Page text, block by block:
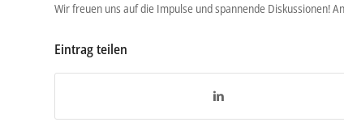
Wir freuen uns auf die Impulse und spannende Diskussionen!
Eintrag teilen